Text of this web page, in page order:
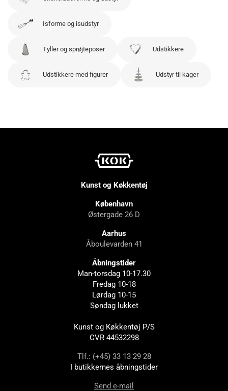
Isforme og isudstyr
Tyller og sprøjteposer Udstikkere
Udstikkere med figurer Udstyr til kager
Kunst og Køkkentøj
København
Østergade 26 D
Aarhus
Åboulevarden 41
Åbningstider
Man-torsdag 10-17.30
Fredag 10-18
Lørdag 10-15
Søndag lukket
Kunst og Køkkentøj P/S
CVR 44532298
Tlf.: (+45) 33 13 29 28
I butikkernes åbningstider
Send e-mail